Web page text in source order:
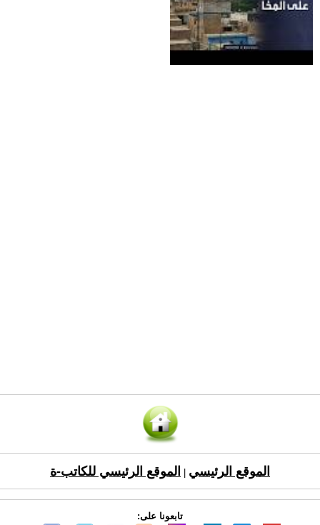
الموقع الرئيسي الموقع الرئيسي للكاتب-ة
تابعونا على: